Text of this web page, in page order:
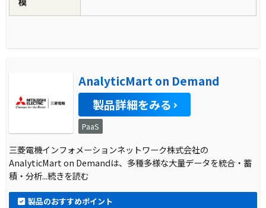
AnalyticMart on Demand
製品詳細をみる
PaaS
三菱電機インフォメーションネットワーク株式会社の
AnalyticMart on Demandは、多種多様な大量データを統合・蓄
積・分析...続きを読む
製品のおすすめポイント